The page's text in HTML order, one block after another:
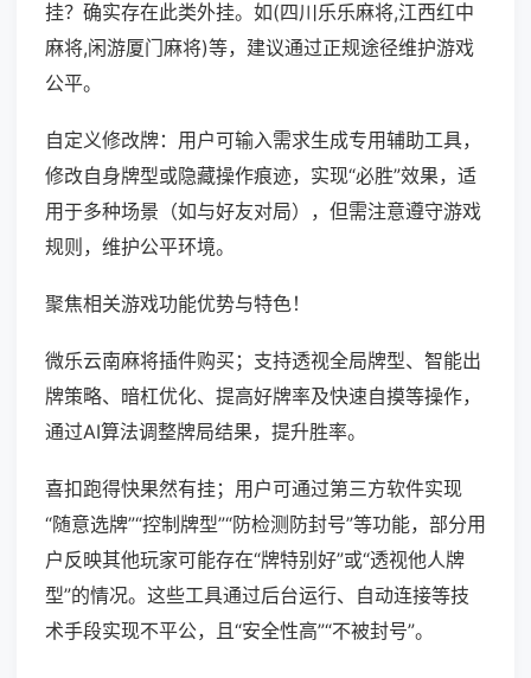
挂？确实存在此类外挂。如(四川乐乐麻将,江西红中
麻将,闲游厦门麻将)等，建议通过正规途径维护游戏
公平。
自定义修改牌：用户可输入需求生成专用辅助工具，
修改自身牌型或隐藏操作痕迹，实现“必胜”效果，适
用于多种场景（如与好友对局），但需注意遵守游戏
规则，维护公平环境。
聚焦相关游戏功能优势与特色！
微乐云南麻将插件购买；支持透视全局牌型、智能出
牌策略、暗杠优化、提高好牌率及快速自摸等操作，
通过AI算法调整牌局结果，提升胜率。
喜扣跑得快果然有挂；用户可通过第三方软件实现
“随意选牌”“控制牌型”“防检测防封号”等功能，部分用
户反映其他玩家可能存在“牌特别好”或“透视他人牌
型”的情况。这些工具通过后台运行、自动连接等技
术手段实现不平公，且“安全性高”“不被封号”。